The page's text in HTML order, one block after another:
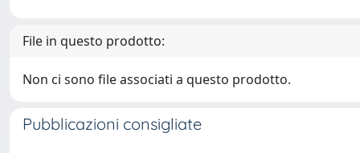
File in questo prodotto:
Non ci sono file associati a questo prodotto.
Pubblicazioni consigliate